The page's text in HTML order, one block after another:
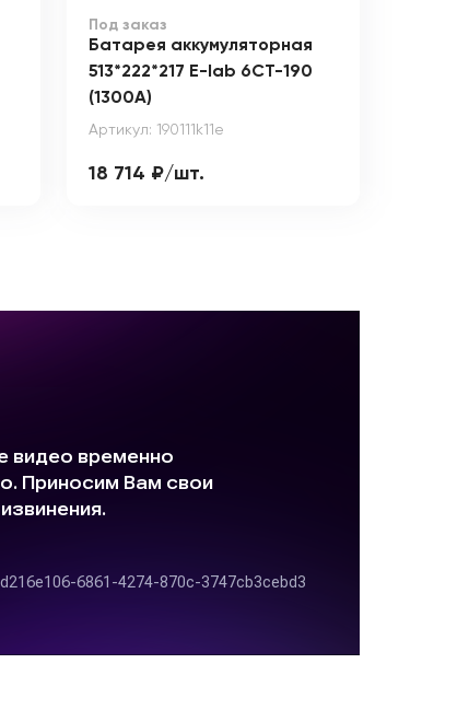
Под заказ
Батарея аккумуляторная
513*222*217 E-lab 6СТ-190
(1300А)
Артикул: 190111k11e
18 714 ₽/шт.